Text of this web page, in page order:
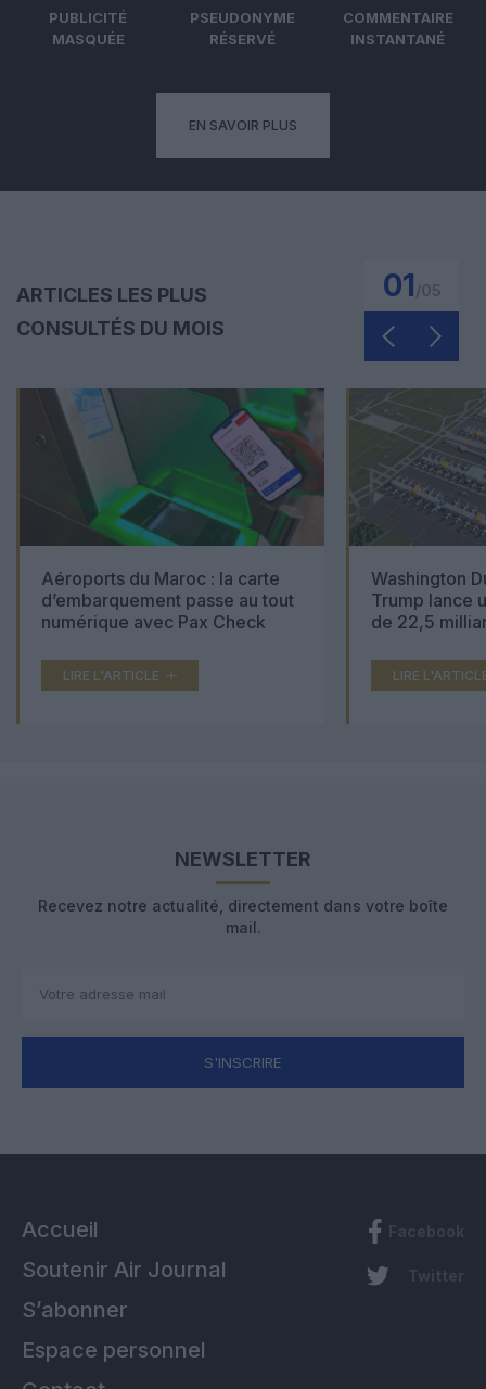
PUBLICITÉ
MASQUÉE
PSEUDONYME
RÉSERVÉ
COMMENTAIRE
INSTANTANÉ
EN SAVOIR PLUS
ARTICLES LES PLUS
CONSULTÉS DU MOIS
01
Aéroports du Maroc : la carte
d’embarquement passe au tout
numérique avec Pax Check
LIRE L'ARTICLE
Washington
Trump lance
de 22,5
LIRE
NEWSLETTER
Recevez notre actualité, directement dans votre boîte
mail.
S'INSCRIRE
Accueil
Soutenir Air Journal
S’abonner
Espace personnel